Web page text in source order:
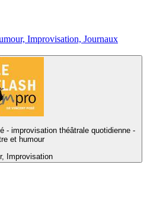
Improvisation, Journaux
- improvisation théâtrale quotidienne -
et humour
Improvisation